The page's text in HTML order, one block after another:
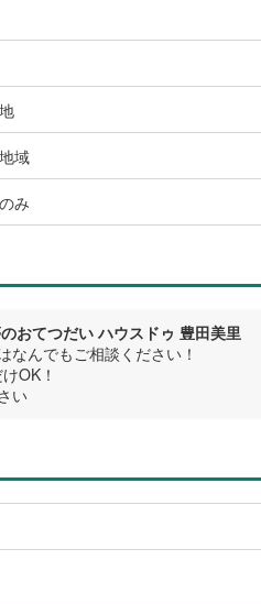
域
み
おてつだい ハウスドゥ 豊田美里
なんでもご相談ください！
OK！
い